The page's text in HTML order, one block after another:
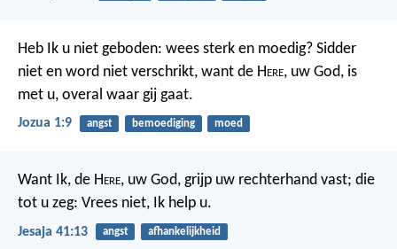
Heb Ik u niet geboden: wees sterk en moedig? Sidder
niet en word niet verschrikt, want de Here, uw God, is
met u, overal waar gij gaat.
Jozua 1:9 angst bemoediging moed
Want Ik, de Here, uw God, grijp uw rechterhand vast; die
tot u zeg: Vrees niet, Ik help u.
Jesaja 41:13 angst afhankelijkheid